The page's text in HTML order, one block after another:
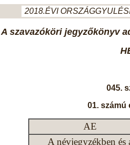
2018.ÉVI
A szavazóköri jegyzőkönyv
045.
01. számú
AE
A névjegyzékben és